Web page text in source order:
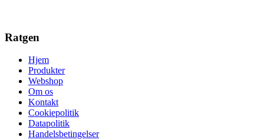
Ratgen
Hjem
Produkter
Webshop
Om os
Kontakt
Cookiepolitik
Datapolitik
Handelsbetingelser